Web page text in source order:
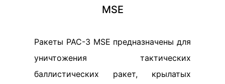
MSE
Ракеты PAC-3 MSE предназначены для
уничтожения тактических
баллистических ракет, крылатых